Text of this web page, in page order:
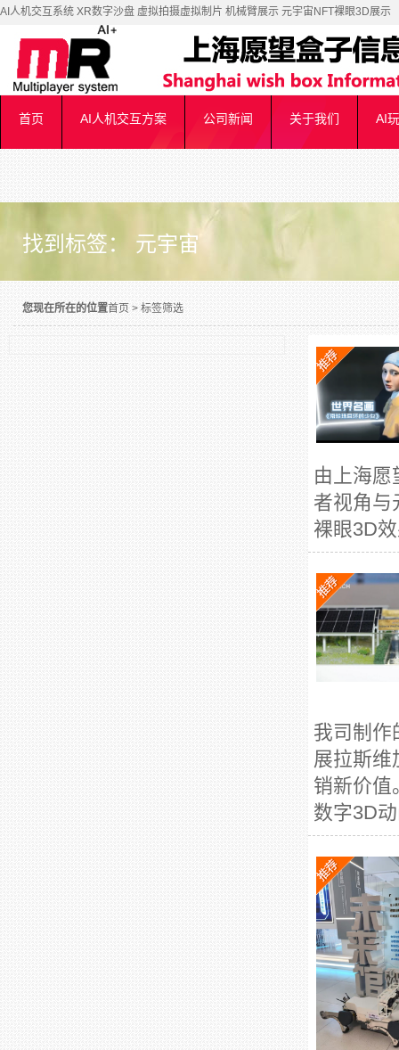
AI人机交互系统 XR数字沙盘 虚拟拍摄虚拟制片 机械臂展示 元宇宙NFT裸眼3D展示
首页 AI人机交互方案 公司新闻 关于我们 AI
找到标签： 元宇宙
您现在所在的位置首页 > 标签筛选
由上海
者视角与
裸眼3D
我司制作
展拉斯维
销新价值
数字3D